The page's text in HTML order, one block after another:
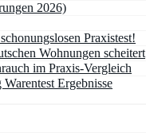
2026)
Praxistest!
Wohnungen scheitert
im Praxis-Vergleich
Ergebnisse